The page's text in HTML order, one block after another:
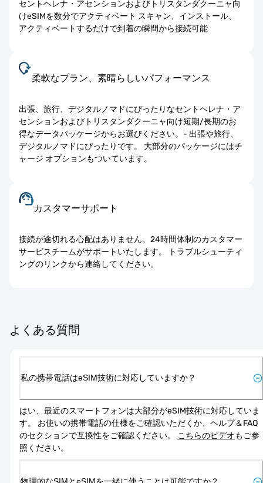
セントヘレナ・アセンションおよびトリスタンダクーニャ向
けeSIMを数分でアクティベート スキャン、インストール、
アクティベートするだけで到着の瞬間から接続可能
柔軟なプラン、素晴らしいパフォーマンス
出張、旅行、デジタルノマドにぴったりなセントヘレナ・ア
センションおよびトリスタンダクーニャ向け短期/長期のお
得なデータパッケージからお選びください。- 出張や旅行、
デジタルノマドにぴったりです。 大部分のパッケージにはチ
ャージ オプションもついています。
カスタマーサポート
接続が途切れる心配はありません。24時間体制のカスタマー
サービスチームがサポートいたします。 トラブルシューティ
ングのリンクから連絡してください。
よくある質問
私の携帯電話はeSIM技術に対応していますか？
はい、最近のスマートフォンは大部分がeSIM技術に対応していま
す。 お使いの携帯電話の仕様をご確認いただくか、ヘルプ＆FAQ
のセクションで互換性をご確認ください。 こちらのビデオもご参
照ください。
物理的なSIMとeSIMを一緒に使うことは可能ですか？